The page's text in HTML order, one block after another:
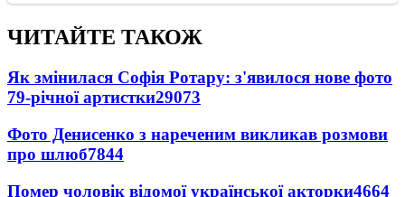
ЧИТАЙТЕ ТАКОЖ
Як змінилася Софія Ротару: з'явилося нове фото
79-річної артистки29073
Фото Денисенко з нареченим викликав розмови
про шлюб7844
Помер чоловік відомої української акторки4664